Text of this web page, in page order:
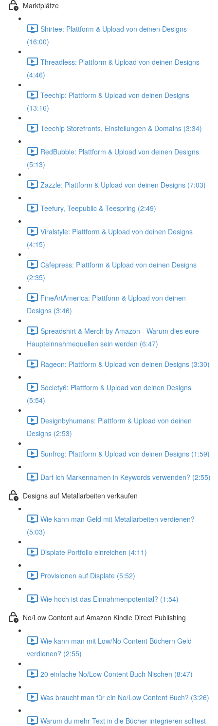
Marktplätze
Shirtee: Plattform & Upload von deinen Designs
(16:00)
Threadless: Plattform & Upload von deinen Designs
(4:46)
Teechip: Plattform & Upload von deinen Designs
(13:16)
Teechip Storefronts, Einstellungen & Domains (3:34)
RedBubble: Plattform & Upload von deinen Designs
(5:13)
Zazzle: Plattform & Upload von deinen Designs (7:03)
Teefury, Teepublic & Teespring (2:49)
Viralstyle: Plattform & Upload von deinen Designs
(4:15)
Cafepress: Plattform & Upload von deinen Designs
(2:35)
FineArtAmerica: Plattform & Upload von deinen
Designs (3:46)
Spreadshirt & Merch by Amazon - Warum dies eure
Haupteinnahmequellen sein werden (6:47)
Rageon: Plattform & Upload von deinen Designs (3:30)
Society6: Plattform & Upload von deinen Designs
(5:54)
Designbyhumans: Plattform & Upload von deinen
Designs (2:53)
Sunfrog: Plattform & Upload von deinen Designs (1:59)
Darf ich Markennamen in Keywords verwenden? (2:55)
Designs auf Metallarbeiten verkaufen
Wie kann man Geld mit Metallarbeiten verdienen?
(5:03)
Displate Portfolio einreichen (4:11)
Provisionen auf Displate (5:52)
Wie hoch ist das Einnahmenpotential? (1:54)
No/Low Content auf Amazon Kindle Direct Publishing
Wie kann man mit Low/No Content Büchern Geld
verdienen? (2:55)
20 einfache No/Low Content Buch Nischen (8:47)
Was braucht man für ein No/Low Content Buch? (3:26)
Warum du mehr Text in die Bücher integrieren solltest